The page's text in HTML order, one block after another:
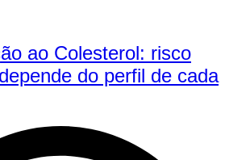
ao Colesterol: risco
do perfil de cada